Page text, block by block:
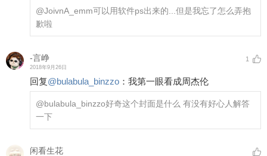
@JoivnA_ emm可以用软件ps出来的...但是我忘了怎么弄抱
歉啦
-言峥
2018年9月26日
1
回复@bulabula_binzzo ： 我第一眼看成周杰伦
@bulabula_binzzo好奇这个封面是什么 有没有好心人解答
一下
闲看生花